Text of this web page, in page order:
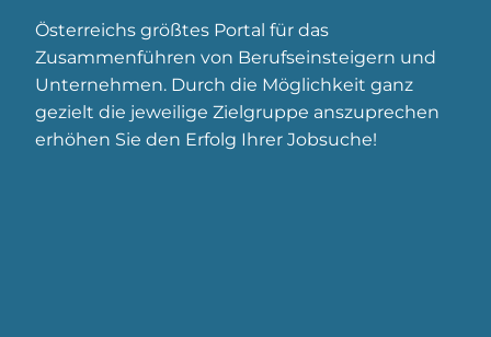
Österreichs größtes Portal für das
Zusammenführen von Berufseinsteigern und
Unternehmen. Durch die Möglichkeit ganz
gezielt die jeweilige Zielgruppe anszuprechen
erhöhen Sie den Erfolg Ihrer Jobsuche!